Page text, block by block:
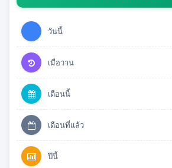
วันนี้
เมื่อวาน
เดือนนี้
เดือนที่แล้ว
ปีนี้